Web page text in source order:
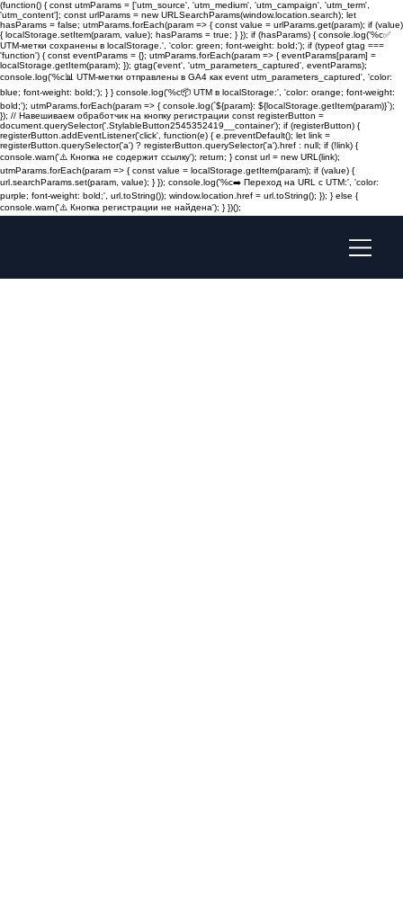
(function() { const utmParams = ['utm_source', 'utm_medium', 'utm_campaign', 'utm_term',
'utm_content']; const urlParams = new URLSearchParams(window.location.search); let
hasParams = false; utmParams.forEach(param => { const value = urlParams.get(param); if (value)
{ localStorage.setItem(param, value); hasParams = true; } }); if (hasParams) { console.log('%c✅
UTM-метки сохранены в localStorage.', 'color: green; font-weight: bold;'); if (typeof gtag ===
'function') { const eventParams = {}; utmParams.forEach(param => { eventParams[param] =
localStorage.getItem(param); }); gtag('event', 'utm_parameters_captured', eventParams);
console.log('%c📊 UTM-метки отправлены в GA4 как event utm_parameters_captured', 'color:
blue; font-weight: bold;'); } } console.log('%c📦 UTM в localStorage:', 'color: orange; font-weight:
bold;'); utmParams.forEach(param => { console.log(`${param}: ${localStorage.getItem(param)}`);
}); // Навешиваем обработчик на кнопку регистрации const registerButton =
document.querySelector('.StylableButton2545352419__container'); if (registerButton) {
registerButton.addEventListener('click', function(e) { e.preventDefault(); let link =
registerButton.querySelector('a') ? registerButton.querySelector('a').href : null; if (!link) {
console.warn('⚠️ Кнопка не содержит ссылку'); return; } const url = new URL(link);
utmParams.forEach(param => { const value = localStorage.getItem(param); if (value) {
url.searchParams.set(param, value); } }); console.log('%c➡️ Переход на URL с UTM:', 'color:
purple; font-weight: bold;', url.toString()); window.location.href = url.toString(); }); } else {
console.warn('⚠️ Кнопка регистрации не найдена'); } })();